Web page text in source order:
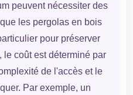
peuvent nécessiter des
les pergolas en bois
pour préserver
le coût est déterminé par
de l'accès et le
Par exemple, un